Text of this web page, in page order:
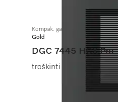
Kompak. garinė orkaitė be
Gold
DGC 7445 HCX Pro
troškinti garuose, kepti,